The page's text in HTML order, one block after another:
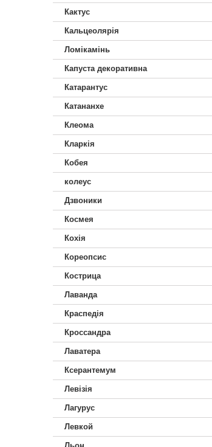
Кактус
Кальцеолярія
Ломікамінь
Капуста декоративна
Катарантус
Катананхе
Клеома
Кларкія
Кобея
колеус
Дзвоники
Космея
Кохія
Кореопсис
Кострица
Лаванда
Краспедія
Кроссандра
Лаватера
Ксерантемум
Левізія
Лагурус
Левкой